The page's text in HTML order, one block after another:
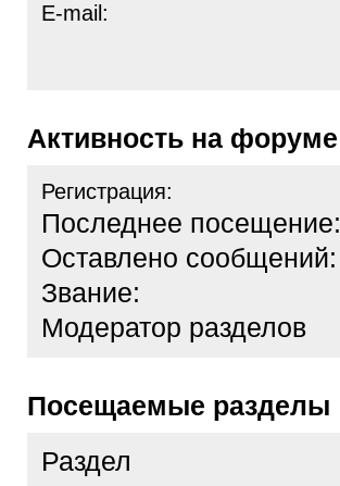
E-mail:
Активность на форуме
Регистрация:
Последнее посещение:
Оставлено сообщений:
Звание:
Модератор разделов
Посещаемые разделы
Раздел